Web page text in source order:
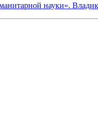
науки».